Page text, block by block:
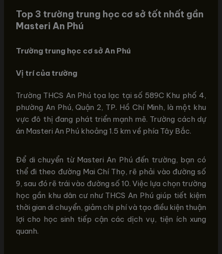
Top 3 trường trung học cơ sở tốt nhất gần
Masteri An Phú
Trường trung học cơ sở An Phú
Vị trí của trường
Trường THCS An Phú tọa lạc tại số 589C Khu phố 4,
phường An Phú, Quận 2, TP. Hồ Chí Minh, là một khu
vực đô thị đang phát triển mạnh mẽ. Trường cách dự
án Masteri An Phú khoảng 1.5 km về phía Tây Bắc.
Để di chuyển từ Masteri An Phú đến trường, bạn có
thể đi theo đường Mai Chí Thọ, rẽ phải vào đường số
9, sau đó rẽ trái vào đường số 10. Việc lựa chọn trường
học gần khu dân cư như THCS An Phú giúp tiết kiệm
thời gian di chuyển, giảm chi phí và tạo điều kiện thuận
lợi cho học sinh tiếp cận các dịch vụ, tiện ích xung
quanh.